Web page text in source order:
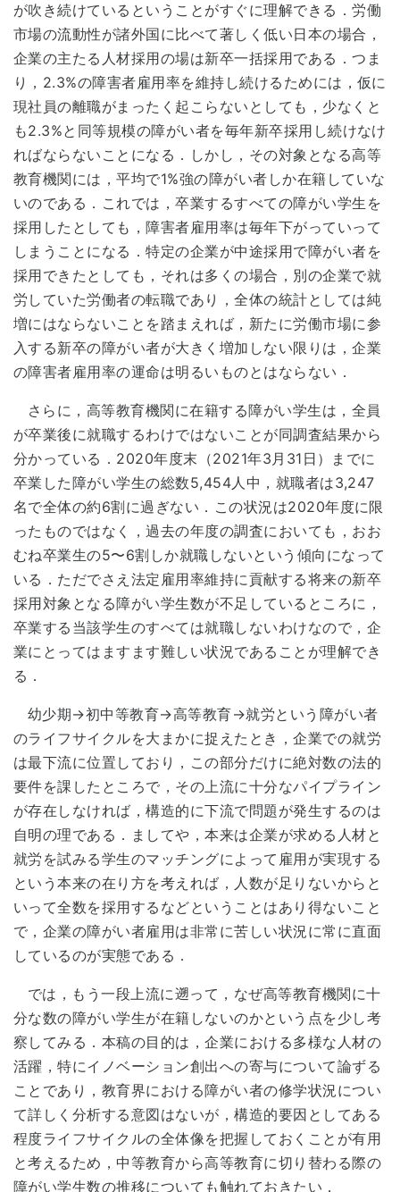
が吹き続けているということがすぐに理解できる．労働
市場の流動性が諸外国に比べて著しく低い日本の場合，
企業の主たる人材採用の場は新卒一括採用である．つま
り，2.3%の障害者雇用率を維持し続けるためには，仮に
現社員の離職がまったく起こらないとしても，少なくと
も2.3%と同等規模の障がい者を毎年新卒採用し続けなけ
ればならないことになる．しかし，その対象となる高等
教育機関には，平均で1%強の障がい者しか在籍していな
いのである．これでは，卒業するすべての障がい学生を
採用したとしても，障害者雇用率は毎年下がっていって
しまうことになる．特定の企業が中途採用で障がい者を
採用できたとしても，それは多くの場合，別の企業で就
労していた労働者の転職であり，全体の統計としては純
増にはならないことを踏まえれば，新たに労働市場に参
入する新卒の障がい者が大きく増加しない限りは，企業
の障害者雇用率の運命は明るいものとはならない．
さらに，高等教育機関に在籍する障がい学生は，全員
が卒業後に就職するわけではないことが同調査結果から
分かっている．2020年度末（2021年3月31日）までに
卒業した障がい学生の総数5,454人中，就職者は3,247
名で全体の約6割に過ぎない．この状況は2020年度に限
ったものではなく，過去の年度の調査においても，おお
むね卒業生の5〜6割しか就職しないという傾向になって
いる．ただでさえ法定雇用率維持に貢献する将来の新卒
採用対象となる障がい学生数が不足しているところに，
卒業する当該学生のすべては就職しないわけなので，企
業にとってはますます難しい状況であることが理解でき
る．
幼少期→初中等教育→高等教育→就労という障がい者
のライフサイクルを大まかに捉えたとき，企業での就労
は最下流に位置しており，この部分だけに絶対数の法的
要件を課したところで，その上流に十分なパイプライン
が存在しなければ，構造的に下流で問題が発生するのは
自明の理である．ましてや，本来は企業が求める人材と
就労を試みる学生のマッチングによって雇用が実現する
という本来の在り方を考えれば，人数が足りないからと
いって全数を採用するなどということはあり得ないこと
で，企業の障がい者雇用は非常に苦しい状況に常に直面
しているのが実態である．
では，もう一段上流に遡って，なぜ高等教育機関に十
分な数の障がい学生が在籍しないのかという点を少し考
察してみる．本稿の目的は，企業における多様な人材の
活躍，特にイノベーション創出への寄与について論ずる
ことであり，教育界における障がい者の修学状況につい
て詳しく分析する意図はないが，構造的要因としてある
程度ライフサイクルの全体像を把握しておくことが有用
と考えるため，中等教育から高等教育に切り替わる際の
障がい学生数の推移についても触れておきたい．